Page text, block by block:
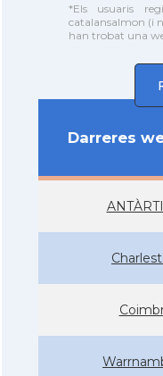
*Els usuaris
catalansalmon (i
han trobat una
Darreres